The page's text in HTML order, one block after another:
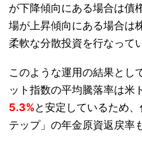
が下降傾向にある場合は債
場が上昇傾向にある場合は
柔軟な分散投資を行なって
このような運用の結果とし
ット指数の平均騰落率は米
5.3%と安定しているため
テップ」の年金原資返戻率